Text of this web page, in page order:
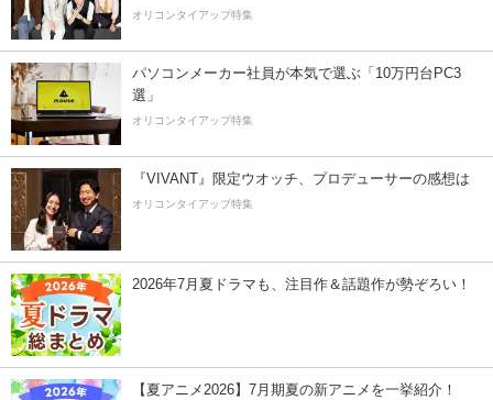
オリコンタイアップ特集
パソコンメーカー社員が本気で選ぶ「10万円台PC3
選」
オリコンタイアップ特集
『VIVANT』限定ウオッチ、プロデューサーの感想は
オリコンタイアップ特集
2026年7月夏ドラマも、注目作＆話題作が勢ぞろい！
【夏アニメ2026】7月期夏の新アニメを一挙紹介！